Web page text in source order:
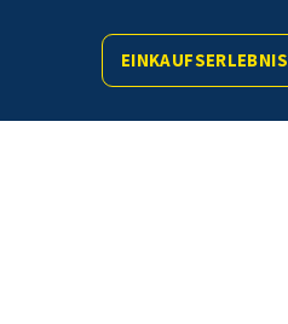
EINKAUFSERLEBNIS